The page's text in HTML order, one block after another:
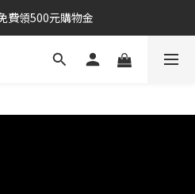
費領500元購物金